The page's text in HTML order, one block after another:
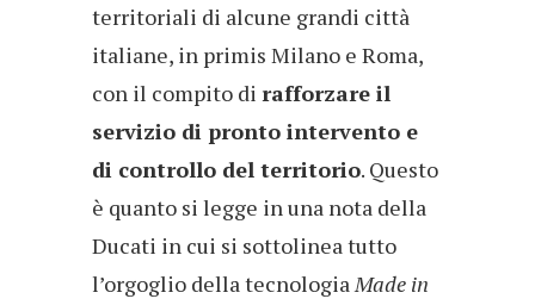
territoriali di alcune grandi città
italiane, in primis Milano e Roma,
con il compito di rafforzare il
servizio di pronto intervento e
di controllo del territorio. Questo
è quanto si legge in una nota della
Ducati in cui si sottolinea tutto
l’orgoglio della tecnologiaMade in